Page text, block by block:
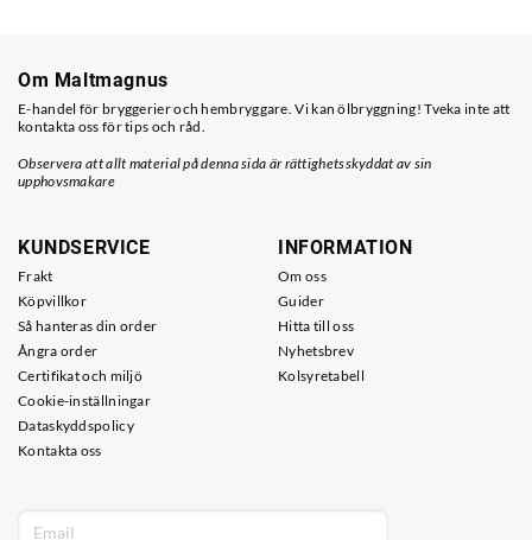
Om Maltmagnus
E-handel för bryggerier och hembryggare. Vi kan ölbryggning! Tveka inte att
kontakta oss för tips och råd.
Observera att allt material på denna sida är rättighetsskyddat av sin
upphovsmakare
KUNDSERVICE
Frakt
Köpvillkor
Så hanteras din order
Ångra order
Certifikat och miljö
Cookie-inställningar
Dataskyddspolicy
Kontakta oss
INFORMATION
Om oss
Guider
Hitta till oss
Nyhetsbrev
Kolsyretabell